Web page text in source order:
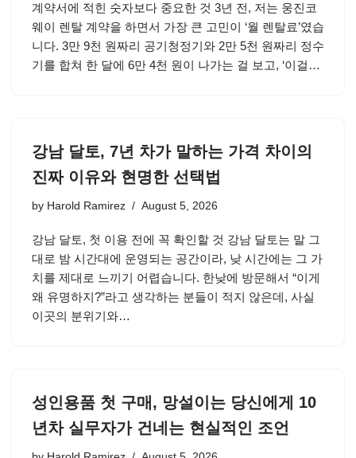
계약서에 적힌 숫자보다 중요한 것 3년 전, 저는 웅진코
웨이 렌탈 계약을 하면서 가장 큰 고민이 ‘월 렌탈료’였습
니다. 3만 9천 원짜리 공기청정기와 2만 5천 원짜리 정수
기를 합쳐 한 달에 6만 4천 원이 나가는 걸 보고, ‘이걸…
강남 달토, 7년 차가 말하는 가격 차이의
진짜 이유와 현명한 선택법
by Harold Ramirez August 5, 2026
강남 달토, 첫 이용 전에 꼭 확인할 것 강남 달토는 말 그
대로 밤 시간대에 운영되는 공간이라, 낮 시간에는 그 가
치를 제대로 느끼기 어렵습니다. 한낮에 방문해서 “이게
왜 유명하지?”라고 생각하는 분들이 적지 않은데, 사실
이곳의 분위기와…
성인용품 첫 구매, 망설이는 당신에게 10
년차 실무자가 건네는 현실적인 조언